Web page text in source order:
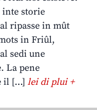
inte storie
ripasse in mût
in Friûl,
sedi une
La pene
il […] lei di plui +